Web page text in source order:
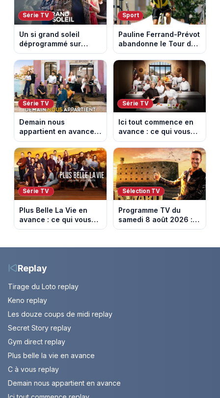
Série TV
Un si grand soleil
déprogrammé sur
France 3 : cinq
épisodes inédits
diffusés le 13 août
Sport
Pauline Ferrand-Prévot
abandonne le Tour de
France Femmes avant
la 8e étape
Série TV
Demain nous
appartient en avance :
ce qui vous attend la
semaine du 10 au 14
août 2026 (spoiler)
Série TV
Ici tout commence en
avance : ce qui vous
attend la semaine du
10 au 14 août 2026
(spoiler)
Série TV
Plus Belle La Vie en
avance : ce qui vous
attend la semaine du
(spoiler)
Sélection TV
Programme TV du
samedi 8 août 2026 :
notre sélection pour
Replay
Tirage du Loto replay
Keno replay
Les douze coups de midi replay
Secret Story replay
Gym direct replay
Plus belle la vie en avance
C à vous replay
Demain nous appartient en avance